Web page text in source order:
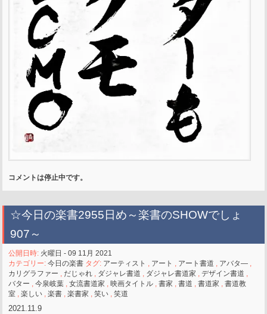
コメントは停止中です。
☆今日の楽書2955日め～楽書のSHOWでしょ
907～
公開日時: 火曜日 - 09 11月 2021
カテゴリー:今日の楽書 タグ: アーティスト , アート , アート書道 , アバタ― ,
カリグラファー , だじゃれ , ダジャレ書道 , ダジャレ書道家 ,デザイン書道 ,
バター ,今泉岐葉 ,女流書道家 ,映画タイトル ,書家 ,書道 ,書道家 ,書道教
室 ,楽しい ,楽書 ,楽書家 ,笑い ,笑道
2021.11.9